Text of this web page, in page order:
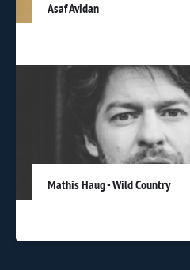
Asaf Avidan
Mathis Haug - Wild Country